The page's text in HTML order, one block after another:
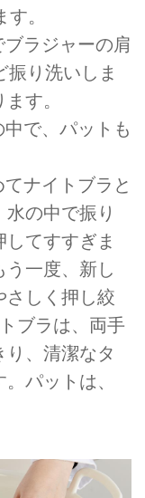
。
ラジャーの肩
振り洗いしま
す。
で、パットも
ナイトブラと
の中で振り
てすすぎま
⼀度、新し
さしく押し絞
ブラは、両手
、清潔なタ
パットは、